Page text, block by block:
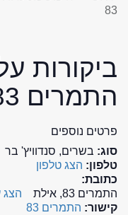
83
ביקורות
התמרים 83
פרטים נוספים
סוג: בשרים, סנדוויץ' בר
טלפון: הצג טלפון
כתובת:
התמרים 83, אילת
קישור: התמרים 83